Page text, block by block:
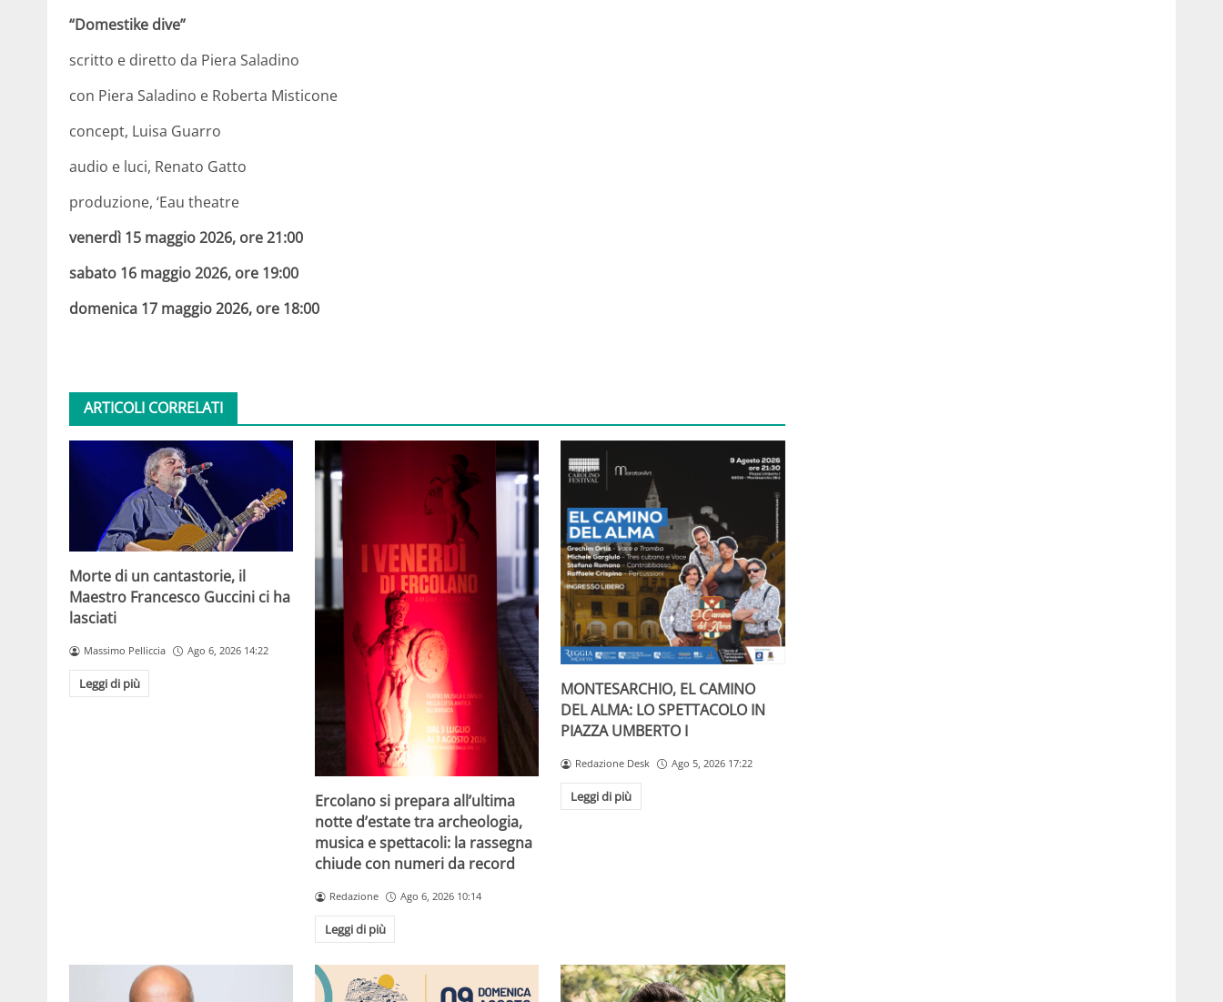
“Domestike dive”
scritto e diretto da Piera Saladino
con Piera Saladino e Roberta Misticone
concept, Luisa Guarro
audio e luci, Renato Gatto
produzione, ‘Eau theatre
venerdì 15 maggio 2026, ore 21:00
sabato 16 maggio 2026, ore 19:00
domenica 17 maggio 2026, ore 18:00
ARTICOLI CORRELATI
Morte di un cantastorie, il
Maestro Francesco Guccini ci ha
lasciati
Massimo Pelliccia Ago 6, 2026 14:22
Leggi di più
Ercolano si prepara all’ultima
notte d’estate tra archeologia,
musica e spettacoli: la rassegna
chiude con numeri da record
Redazione Ago 6, 2026 10:14
Leggi di più
MONTESARCHIO, EL CAMINO
DEL ALMA: LO SPETTACOLO IN
PIAZZA UMBERTO I
Redazione Desk Ago 5, 2026 17:22
Leggi di più